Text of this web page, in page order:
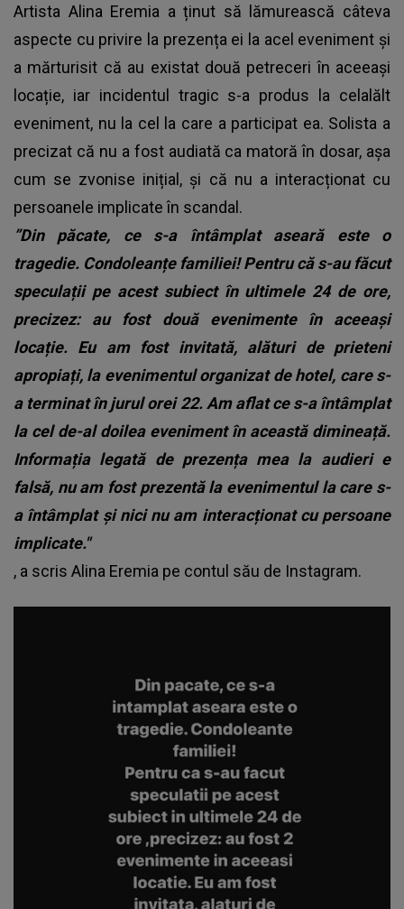
Artista Alina Eremia a ținut să lămurească câteva
aspecte cu privire la prezența ei la acel eveniment și
a mărturisit că au existat două petreceri în aceeași
locație, iar incidentul tragic s-a produs la celalălt
eveniment, nu la cel la care a participat ea. Solista a
precizat că nu a fost audiată ca matoră în dosar, așa
cum se zvonise inițial, și că nu a interacționat cu
persoanele implicate în scandal.
”Din păcate, ce s-a întâmplat aseară este o
tragedie. Condoleanțe familiei! Pentru că s-au făcut
speculații pe acest subiect în ultimele 24 de ore,
precizez: au fost două evenimente în aceeași
locație. Eu am fost invitată, alături de prieteni
apropiați, la evenimentul organizat de hotel, care s-
a terminat în jurul orei 22. Am aflat ce s-a întâmplat
la cel de-al doilea eveniment în această dimineață.
Informația legată de prezența mea la audieri e
falsă, nu am fost prezentă la evenimentul la care s-
a întâmplat și nici nu am interacționat cu persoane
implicate."
, a scris Alina Eremia pe contul său de Instagram.